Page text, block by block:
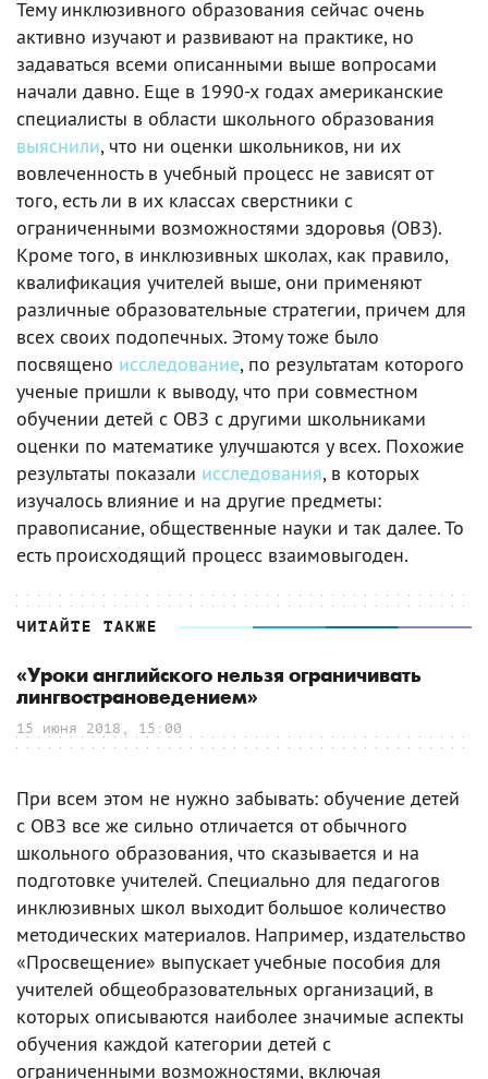
Тему инклюзивного образования сейчас очень
активно изучают и развивают на практике, но
задаваться всеми описанными выше вопросами
начали давно. Еще в 1990-х годах американские
специалисты в области школьного образования
выяснили, что ни оценки школьников, ни их
вовлеченность в учебный процесс не зависят от
того, есть ли в их классах сверстники с
ограниченными возможностями здоровья (ОВЗ).
Кроме того, в инклюзивных школах, как правило,
квалификация учителей выше, они применяют
различные образовательные стратегии, причем для
всех своих подопечных. Этому тоже было
посвящено исследование, по результатам которого
ученые пришли к выводу, что при совместном
обучении детей с ОВЗ с другими школьниками
оценки по математике улучшаются у всех. Похожие
результаты показали исследования, в которых
изучалось влияние и на другие предметы:
правописание, общественные науки и так далее. То
есть происходящий процесс взаимовыгоден.
ЧИТАЙТЕ ТАКЖЕ
«Уроки английского нельзя ограничивать
лингвострановедением»
15 июня 2018, 15:00
При всем этом не нужно забывать: обучение детей
с ОВЗ все же сильно отличается от обычного
школьного образования, что сказывается и на
подготовке учителей. Специально для педагогов
инклюзивных школ выходит большое количество
методических материалов. Например, издательство
«Просвещение» выпускает учебные пособия для
учителей общеобразовательных организаций, в
которых описываются наиболее значимые аспекты
обучения каждой категории детей с
ограниченными возможностями, включая